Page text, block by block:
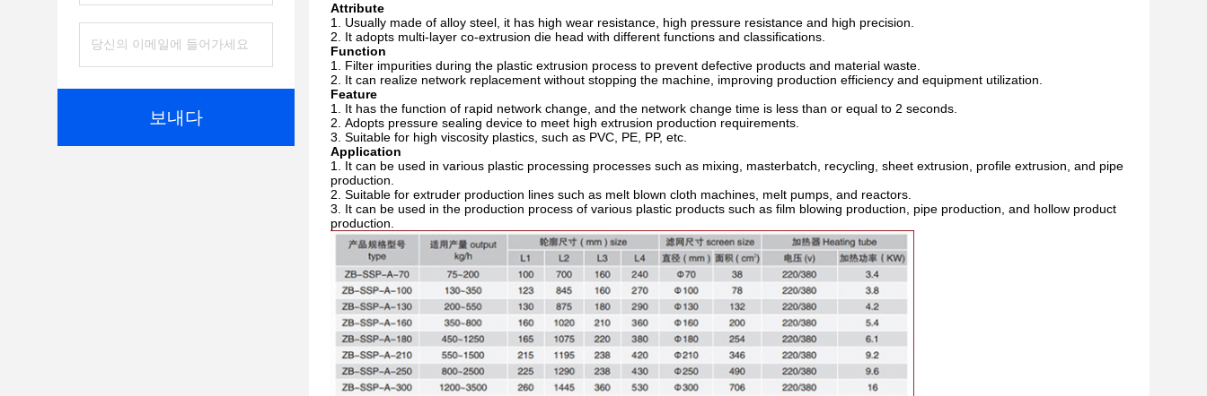
보내다
Attribute
Usually made of alloy steel, it has high wear resistance, high pressure resistance and high precision.
It adopts multi-layer co-extrusion die head with different functions and classifications.
Function
Filter impurities during the plastic extrusion process to prevent defective products and material waste.
It can realize network replacement without stopping the machine, improving production efficiency and equipment utilization.
Feature
It has the function of rapid network change, and the network change time is less than or equal to 2 seconds.
Adopts pressure sealing device to meet high extrusion production requirements.
Suitable for high viscosity plastics, such as PVC, PE, PP, etc.
Application
It can be used in various plastic processing processes such as mixing, masterbatch, recycling, sheet extrusion, profile extrusion, and pipe
production.
Suitable for extruder production lines such as melt blown cloth machines, melt pumps, and reactors.
It can be used in the production process of various plastic products such as film blowing production, pipe production, and hollow product
production.